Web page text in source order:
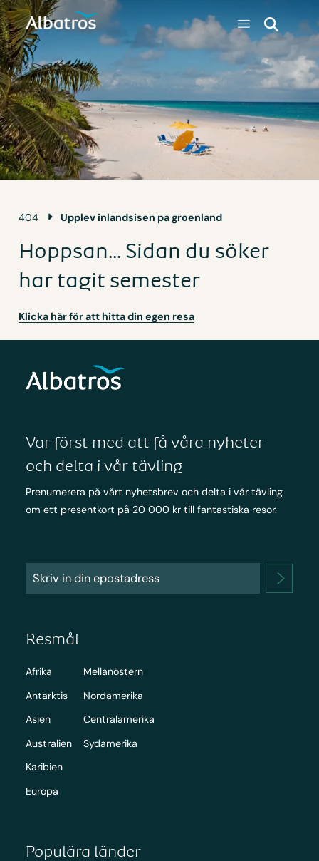
404 Upplev inlandsisen pa groenland
Hoppsan... Sidan du söker
har tagit semester
Klicka här för att hitta din egen resa
Var först med att få våra nyheter
och delta i vår tävling
Prenumerera på vårt nyhetsbrev och delta i vår tävling
om ett presentkort på 20 000 kr till fantastiska resor.
Resmål
Afrika
Antarktis
Asien
Australien
Karibien
Europa
Mellanöstern
Nordamerika
Centralamerika
Sydamerika
Populära länder